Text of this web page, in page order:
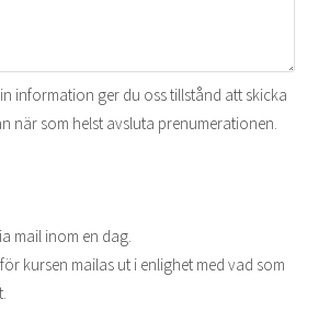
information ger du oss tillstånd att skicka
när som helst avsluta prenumerationen.
mail inom en dag.
kursen mailas ut i enlighet med vad som